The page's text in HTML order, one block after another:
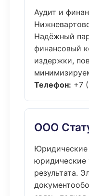
Аудит и
Надёжный
финансовый
издержки,
Телефон: +7
ООО
Юридические
юридические
результата.